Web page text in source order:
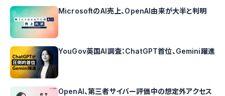
MicrosoftのAI売上、OpenAI由来が大半と判明
YouGov英国AI調査：ChatGPT首位、Gemini躍進
OpenAI、第三者サイバー評価中の想定外アクセス